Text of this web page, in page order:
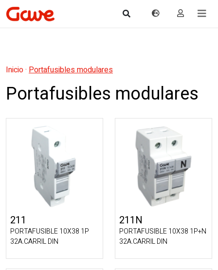
Inicio· Portafusibles modulares
Portafusibles modulares
211
PORTAFUSIBLE 10X38 1P
32A.CARRIL DIN
211N
PORTAFUSIBLE 10X38 1P+N
32A.CARRIL DIN